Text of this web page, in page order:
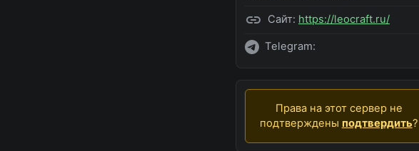
Сайт: https://leocraft.ru/
Telegram:
Права на этот сервер не
подтверждены подтвердить?